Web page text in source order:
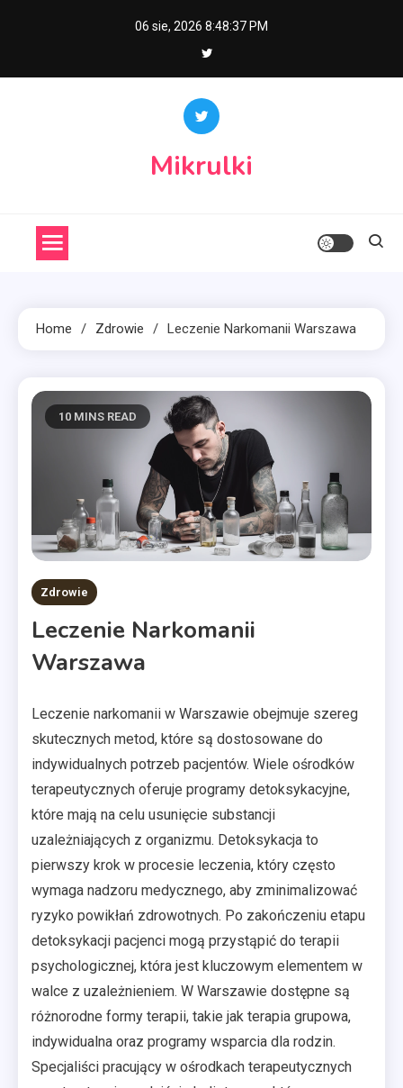
06 sie, 2026 8:48:38 PM
Mikrulki
Home Zdrowie Leczenie Narkomanii Warszawa
10 MINS READ
Zdrowie
Leczenie Narkomanii
Warszawa
Leczenie narkomanii w Warszawie obejmuje szereg
skutecznych metod, które są dostosowane do
indywidualnych potrzeb pacjentów. Wiele ośrodków
terapeutycznych oferuje programy detoksykacyjne,
które mają na celu usunięcie substancji
uzależniających z organizmu. Detoksykacja to
pierwszy krok w procesie leczenia, który często
wymaga nadzoru medycznego, aby zminimalizować
ryzyko powikłań zdrowotnych. Po zakończeniu etapu
detoksykacji pacjenci mogą przystąpić do terapii
psychologicznej, która jest kluczowym elementem w
walce z uzależnieniem. W Warszawie dostępne są
różnorodne formy terapii, takie jak terapia grupowa,
indywidualna oraz programy wsparcia dla rodzin.
Specjaliści pracujący w ośrodkach terapeutycznych